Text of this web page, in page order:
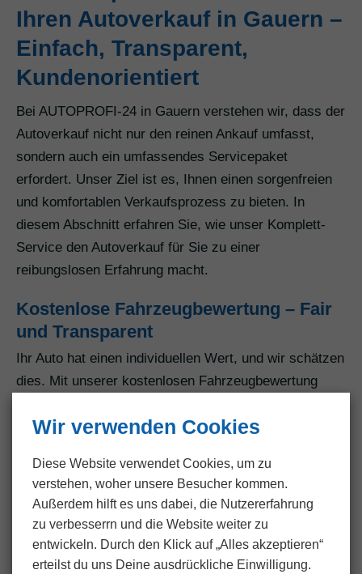
Ihren Autoverkauf in Gauern –
Einfach, Transparent,
Kundenorientiert
Bei AUTOPROFI-24 in Gauern verstehen wir, dass der
Autoverkauf nicht nur den reinen Ankauf umfasst,
sondern auch ein umfassendes Servicepaket
erfordert. Unser Ziel ist es, Ihnen einen sorgenfreien
und komfortablen Verkaufsprozess zu bieten. In
diesem Abschnitt erfahren Sie, wie unser Komplett-
Service den Autoverkauf für Sie zu einer
reibungslosen Erfahrung macht.
Kostenlose Fahrzeugbewertung – Fair
und Transparent
Ihr Auto hat einen individuellen Wert, und wir schätzen
dies. Mit unserer kostenlosen Fahrzeugbewertung
Online-Formular können Sie alle relevanten
erfahrenes Team analysiert sorgfältig die Daten, um
eine transparente und faire Bewertung zu erstellen. So
können Sie sicher sein, dass Sie einen
marktgerechten Preis für Ihr Fahrzeug erhalten.
Wir verwenden Cookies
Diese Website verwendet Cookies, um zu
verstehen, woher unsere Besucher kommen.
Außerdem hilft es uns dabei, die Nutzer­erfahrung
zu verbesserrn und die Website weiter zu
entwickeln. Durch den Klick auf „Alles akzeptieren“
erteilst du uns Deine ausdrückliche Einwilligung.